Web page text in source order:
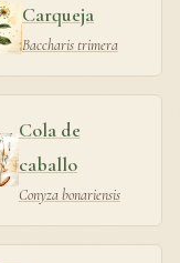
Carqueja
Baccharis trimera
Cola de
caballo
Conyza bonariensis